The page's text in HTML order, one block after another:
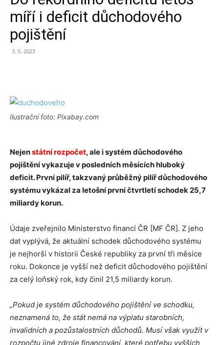
míří i deficit důchodového
pojištění
3. 5. 2023
Ilustrační foto: Pixabay.com
Nejenstátní rozpočet, ale i systém důchodového
pojištění vykazuje v posledních měsících hluboký
deficit. První pilíř, takzvaný průběžný pilíř důchodového
systému vykázal za letošní první čtvrtletí schodek 25,7
miliardy korun.
Údaje zveřejnilo Ministerstvo financí ČR [MF ČR]. Z jeho
dat vyplývá, že aktuální schodek důchodového systému
je nejhorší v historii České republiky za první tři měsíce
roku. Dokonce je vyšší než deficit důchodového pojištění
za celý loňský rok, kdy činil 21,5 miliardy korun.
„Pokud je systém důchodového pojištění ve schodku,
neznamená to, že stát nemá na výplatu starobních,
invalidních a pozůstalostních důchodů. Musí však využít v
rozpočtu jiné zdroje financování, které potřebu vyšších